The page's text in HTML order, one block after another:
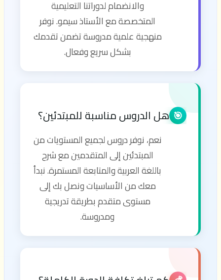
والانضمام لدوراتنا التعليمية
المتخصصة مع الأستاذ سيمو. نوفر
منهجية علمية مدروسة تضمن تقدمك
بشكل سريع وفعال.
🎯 هل الدروس مناسبة للمبتدئين؟
نعم، نوفر دروس لجميع المستويات من
المبتدئين إلى المتقدمين مع شرح
باللغة العربية والمتابعة المستمرة. نبدأ
معك من الأساسيات ونصل بك إلى
مستوى متقدم بطريقة تدريجية
ومدروسة.